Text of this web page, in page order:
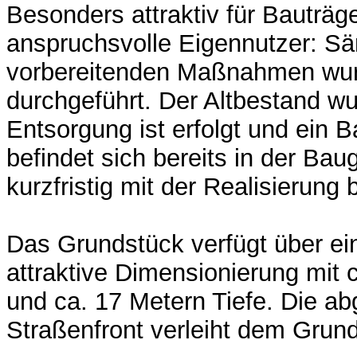
Besonders attraktiv für
anspruchsvolle Eigennutzer:
vorbereitenden Maßnahmen
durchgeführt. Der Altbestand
Entsorgung ist erfolgt und ein
befindet sich bereits in der
kurzfristig mit der Realisierung
Das Grundstück verfügt über
attraktive Dimensionierung mit
und ca. 17 Metern Tiefe. Die
Straßenfront verleiht dem